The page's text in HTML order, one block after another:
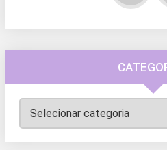
Categorias